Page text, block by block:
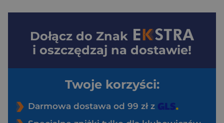
Dołącz do Znak
i oszczędzaj na dostawie!
Twoje korzyści:
Darmowa dostawa od 99 zł z